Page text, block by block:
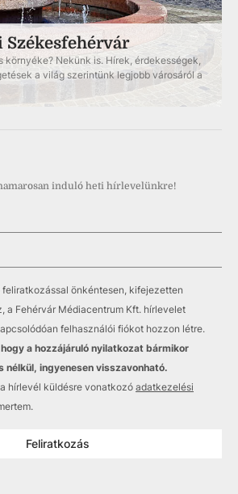
környéke? Nekünk is. Hírek, érdekességek,
a világ szerintünk legjobb városáról a
induló heti hírlevelünkre!
önkéntesen, kifejezetten
a Fehérvár Médiacentrum Kft. hírlevelet
felhasználói fiókot hozzon létre.
a hozzájáruló nyilatkozat bármikor
nélkül, ingyenesen visszavonható.
hírlevél küldésre vonatkozó adatkezelési
Feliratkozás